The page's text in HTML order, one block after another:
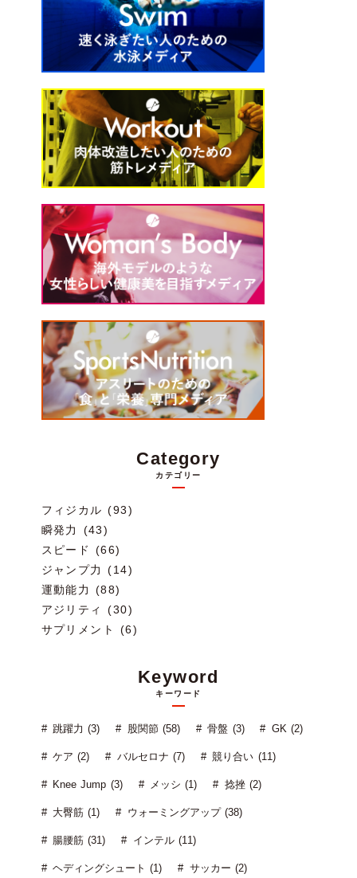
Category
カテゴリー
フィジカル (93)
瞬発力 (43)
スピード (66)
ジャンプ力 (14)
運動能力 (88)
アジリティ (30)
サプリメント (6)
Keyword
キーワード
跳躍力 (3) 股関節 (58) 骨盤 (3) GK (2)
ケア (2) バルセロナ (7) 競り合い (11)
Knee Jump (3) メッシ (1) 捻挫 (2)
大臀筋 (1) ウォーミングアップ (38)
腸腰筋 (31) インテル (11)
ヘディングシュート (1) サッカー (2)